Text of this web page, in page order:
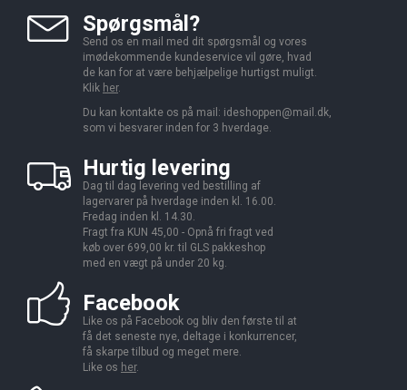
Spørgsmål?
Send os en mail med dit spørgsmål og vores
imødekommende kundeservice vil gøre, hvad
de kan for at være behjælpelige hurtigst muligt.
Klik her.
Du kan kontakte os på mail: ideshoppen@mail.dk,
som vi besvarer inden for 3 hverdage.
Hurtig levering
Dag til dag levering ved bestilling af
lagervarer på hverdage inden kl. 16.00.
Fredag inden kl. 14.30.
Fragt fra KUN 45,00 - Opnå fri fragt ved
køb over 699,00 kr. til GLS pakkeshop
med en vægt på under 20 kg.
Facebook
Like os på Facebook og bliv den første til at
få det seneste nye, deltage i konkurrencer,
få skarpe tilbud og meget mere.
Like os her.